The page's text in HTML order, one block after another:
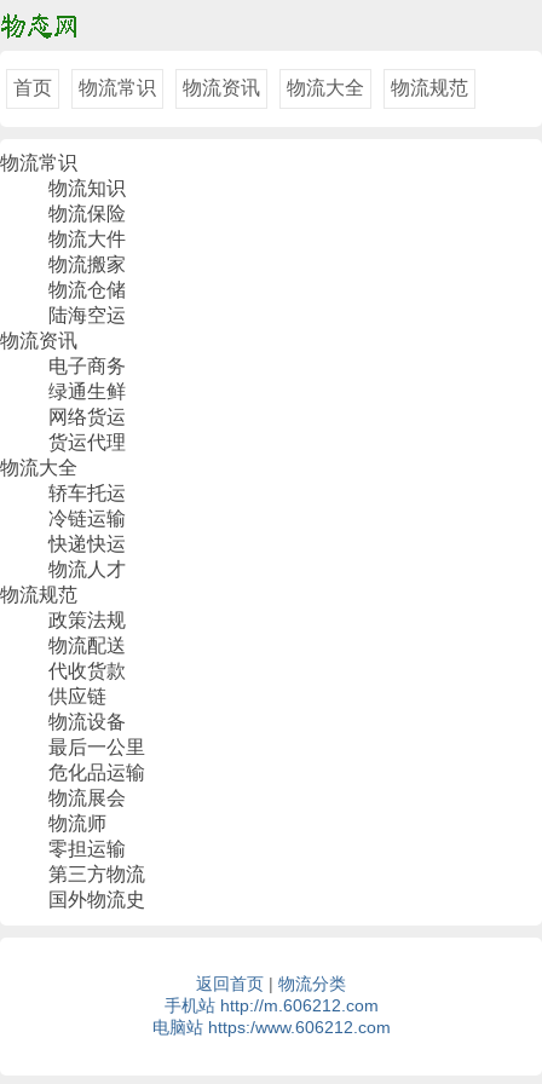
首页 物流常识 物流资讯 物流大全 物流规范
物流常识
物流知识
物流保险
物流大件
物流搬家
物流仓储
陆海空运
物流资讯
电子商务
绿通生鲜
网络货运
货运代理
物流大全
轿车托运
冷链运输
快递快运
物流人才
物流规范
政策法规
物流配送
代收货款
供应链
物流设备
最后一公里
危化品运输
物流展会
物流师
零担运输
第三方物流
国外物流史
返回首页 | 物流分类
手机站 http://m.606212.com
电脑站 https:/www.606212.com